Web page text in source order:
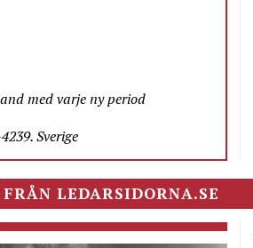
med varje ny period
Sverige
LEDARSIDORNA.SE